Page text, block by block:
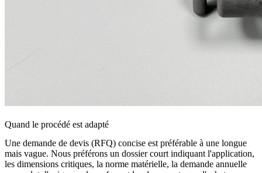
Quand le procédé est adapté
Une demande de devis (RFQ) concise est préférable à une longue
mais vague. Nous préférons un dossier court indiquant l'application,
les dimensions critiques, la norme matérielle, la demande annuelle